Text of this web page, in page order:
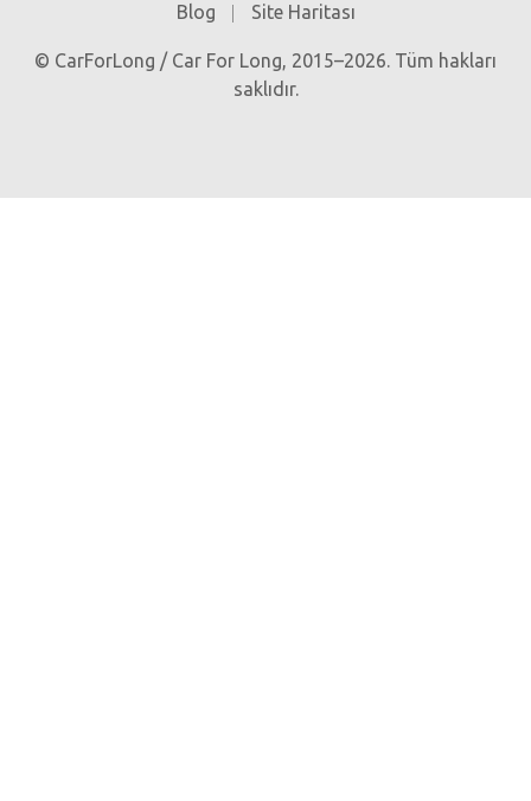
Blog Site Haritası
© CarForLong / Car For Long, 2015–2026. Tüm hakları
saklıdır.